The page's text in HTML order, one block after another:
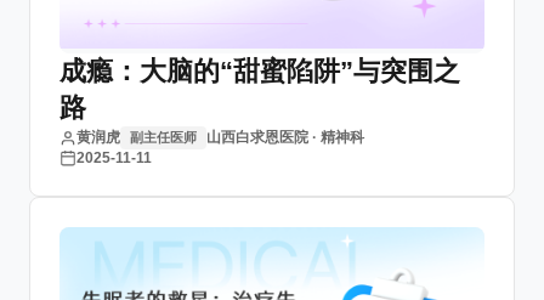
成瘾：大脑的“甜蜜陷阱”与突围之
路
黄润虎 副主任医师
山西白求恩医院 · 精神科
2025-11-11